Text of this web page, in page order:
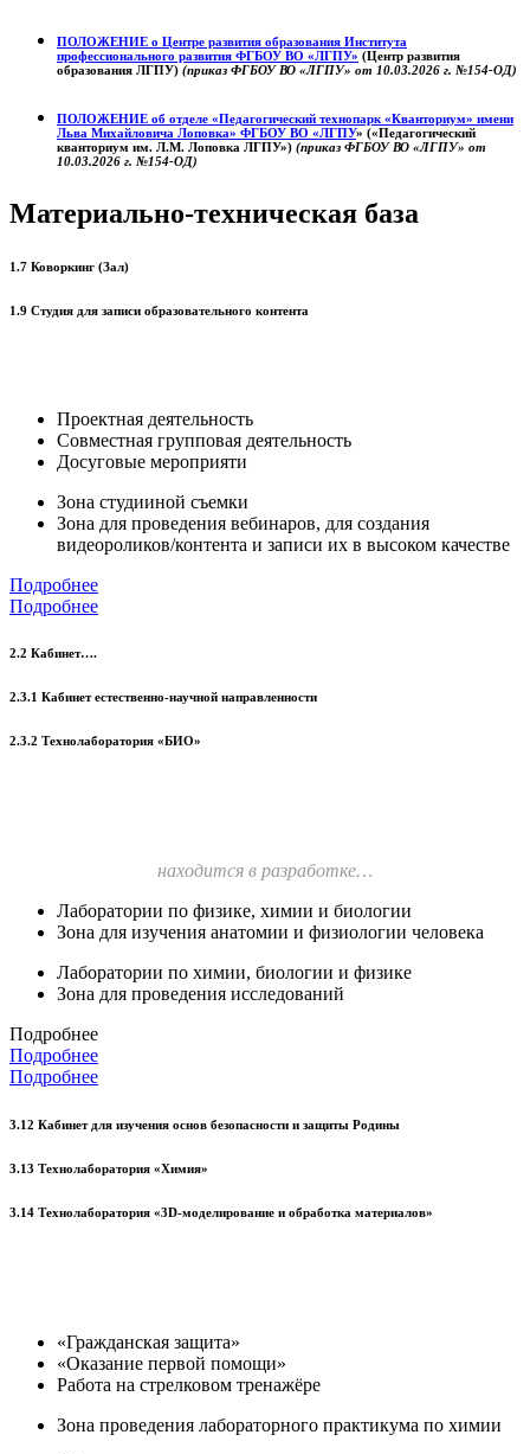
ПОЛОЖЕНИЕ о Центре развития образования Института
профессионального развития ФГБОУ ВО «ЛГПУ» (Центр развития
образования ЛГПУ) (приказ ФГБОУ ВО «ЛГПУ» от 10.03.2026 г. №154-ОД)
ПОЛОЖЕНИЕ об отделе «Педагогический технопарк «Кванториум» имени
Льва Михайловича Лоповка» ФГБОУ ВО «ЛГПУ» («Педагогический
кванториум им. Л.М. Лоповка ЛГПУ») (приказ ФГБОУ ВО «ЛГПУ» от
10.03.2026 г. №154-ОД)
Материально-техническая база
1.7 Коворкинг (Зал)
1.9 Студия для записи образовательного контента
Проектная деятельность
Совместная групповая деятельность
Досуговые мероприяти
Зона студииной съемки
Зона для проведения вебинаров, для создания
видеороликов/контента и записи их в высоком качестве
Подробнее
Подробнее
2.2 Кабинет….
2.3.1 Кабинет естественно-научной направленности
2.3.2 Технолаборатория «БИО»
находится в разработке…
Лаборатории по физике, химии и биологии
Зона для изучения анатомии и физиологии человека
Лаборатории по химии, биологии и физике
Зона для проведения исследований
Подробнее
Подробнее
Подробнее
3.12 Кабинет для изучения основ безопасности и защиты Родины
3.13 Технолаборатория «Химия»
3.14 Технолаборатория «3D-моделирование и обработка материалов»
«Гражданская защита»
«Оказание первой помощи»
Работа на стрелковом тренажёре
Зона проведения лабораторного практикума по химии